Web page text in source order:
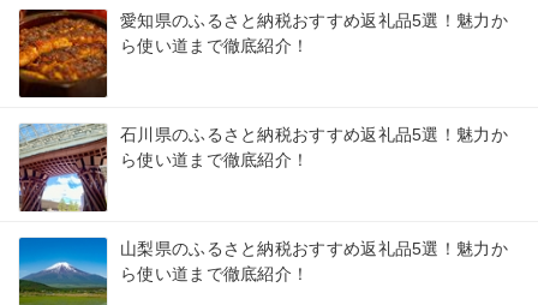
愛知県のふるさと納税おすすめ返礼品5選！魅力か
ら使い道まで徹底紹介！
石川県のふるさと納税おすすめ返礼品5選！魅力か
ら使い道まで徹底紹介！
山梨県のふるさと納税おすすめ返礼品5選！魅力か
ら使い道まで徹底紹介！